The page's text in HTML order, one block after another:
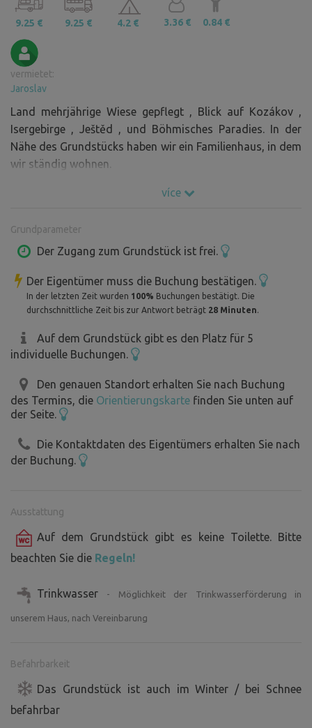
9.25 € 9.25 € 4.2 € 3.36 € 0.84 €
vermietet:
Jaroslav
Land mehrjährige Wiese gepflegt , Blick auf Kozákov ,
Isergebirge , Ještěd , und Böhmisches Paradies. In der
Nähe des Grundstücks haben wir ein Familienhaus, in dem
wir ständig wohnen.
více
Grundparameter
Der Zugang zum Grundstück ist frei.
Der Eigentümer muss die Buchung bestätigen.
In der letzten Zeit wurden 100% Buchungen bestätigt. Die
durchschnittliche Zeit bis zur Antwort beträgt 28 Minuten.
Auf dem Grundstück gibt es den Platz für 5
individuelle Buchungen.
Den genauen Standort erhalten Sie nach Buchung
des Termins, die Orientierungskarte finden Sie unten auf
der Seite.
Die Kontaktdaten des Eigentümers erhalten Sie nach
der Buchung.
Ausstattung
Auf dem Grundstück gibt es keine Toilette. Bitte
beachten Sie die Regeln!
Trinkwasser - Möglichkeit der Trinkwasserförderung in
unserem Haus, nach Vereinbarung
Befahrbarkeit
Das Grundstück ist auch im Winter / bei Schnee
befahrbar